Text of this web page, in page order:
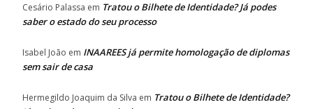
Cesário Palassa em Tratou o Bilhete de Identidade? Já podes
saber o estado do seu processo
Isabel João em INAAREES já permite homologação de diplomas
sem sair de casa
Hermegildo Joaquim da Silva em Tratou o Bilhete de Identidade?